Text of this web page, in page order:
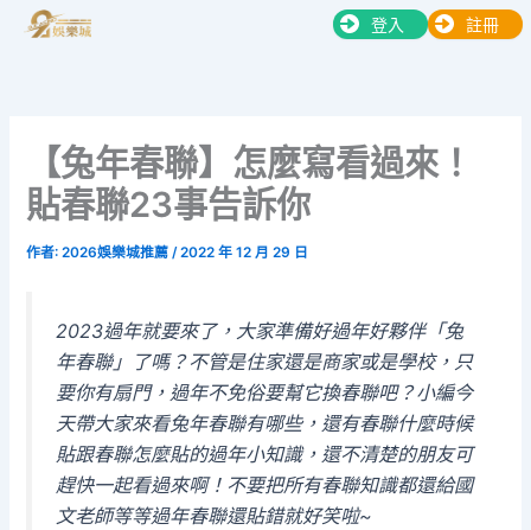
登入 註冊
【兔年春聯】怎麼寫看過來！
貼春聯23事告訴你
作者:2026娛樂城推薦/2022 年 12 月 29 日
2023過年就要來了，大家準備好過年好夥伴「兔
年春聯」了嗎？不管是住家還是商家或是學校，只
要你有扇門，過年不免俗要幫它換春聯吧？小編今
天帶大家來看兔年春聯有哪些，還有春聯什麼時候
貼跟春聯怎麼貼的過年小知識，還不清楚的朋友可
趕快一起看過來啊！不要把所有春聯知識都還給國
文老師等等過年春聯還貼錯就好笑啦~